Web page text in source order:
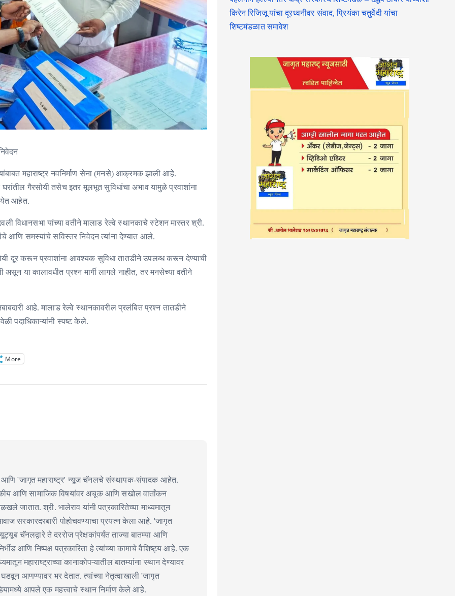
महाराष्ट्र नवनिर्माण सेना (मनसे) आक्रमक झाली आहे.
गैरसोयी तसेच इतर मूलभूत सुविधांचा अभाव यामुळे प्रवाशांना
येत आहेत.
विधानसभा यांच्या वतीने मालाड रेल्वे स्थानकाचे स्टेशन मास्तर श्री.
आणि समस्यांचे सविस्तर निवेदन त्यांना देण्यात आले.
दूर करून प्रवाशांना आवश्यक सुविधा तातडीने उपलब्ध करून देण्याची
या कालावधीत प्रश्न मार्गी लागले नाहीत, तर मनसेच्या वतीने
आहे. मालाड रेल्वे स्थानकावरील प्रलंबित प्रश्न तातडीने
पदाधिकाऱ्यांनी स्पष्ट केले.
More
आणि 'जागृत महाराष्ट्र' न्यूज चॅनलचे संस्थापक-संपादक आहेत.
आणि सामाजिक विषयांवर अचूक आणि सखोल वार्तांकन
जातात. श्री. भालेराव यांनी पत्रकारितेच्या माध्यमातून
सरकारदरबारी पोहोचवण्याचा प्रयत्न केला आहे. 'जागृत
चॅनलद्वारे ते दररोज प्रेक्षकांपर्यंत ताज्या बातम्या आणि
आणि निष्पक्ष पत्रकारिता हे त्यांच्या कामाचे वैशिष्ट्य आहे. एक
महाराष्ट्राच्या कानाकोपऱ्यातील बातम्यांना स्थान देण्यावर
घडवून आणण्यावर भर देतात. त्यांच्या नेतृत्वाखाली 'जागृत
आपले एक महत्त्वाचे स्थान निर्माण केले आहे.
किरेन रिजिजू यांचा दूरध्वनीवर संवाद, प्रियंका चतुर्वेदी यांचा
शिष्टमंडळात समावेश